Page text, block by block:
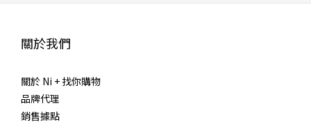
關於我們
關於 Ni + 找你購物
品牌代理
銷售據點